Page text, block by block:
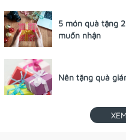
5 món quà tặng
muốn nhận
Nên tặng quà